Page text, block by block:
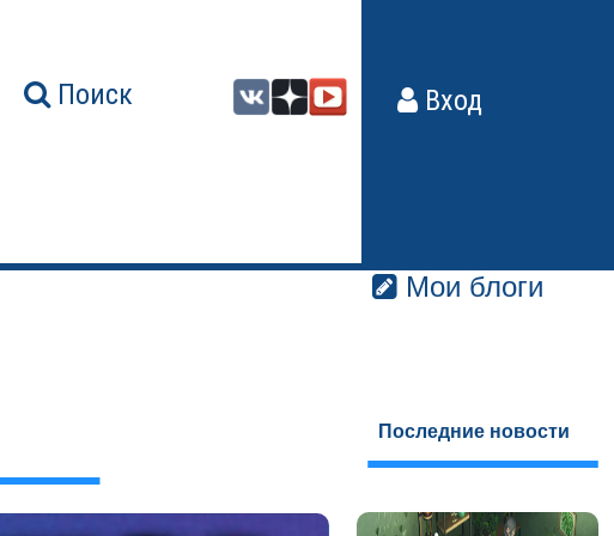
Поиск Вход
Мои блоги
Последние новости